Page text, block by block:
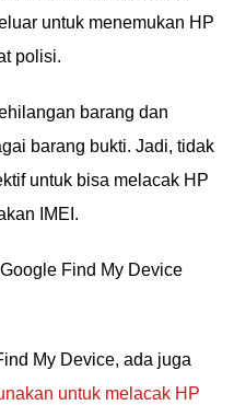
untuk menemukan HP
polisi.
barang dan
barang bukti. Jadi, tidak
untuk bisa melacak HP
IMEI.
Find My Device
My Device, ada juga
untuk melacak HP